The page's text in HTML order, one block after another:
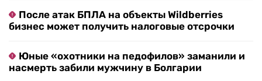
После атак БПЛА на объекты Wildberries
бизнес может получить налоговые отсрочки
Юные «охотники на педофилов» заманили и
насмерть забили мужчину в Болгарии